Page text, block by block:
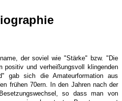
der soviel wie "Stärke" bzw. "Die
positiv und verheißungsvoll klingenden
gab sich die Amateurformation aus
frühen 70ern. In den Jahren nach der
so dass man von